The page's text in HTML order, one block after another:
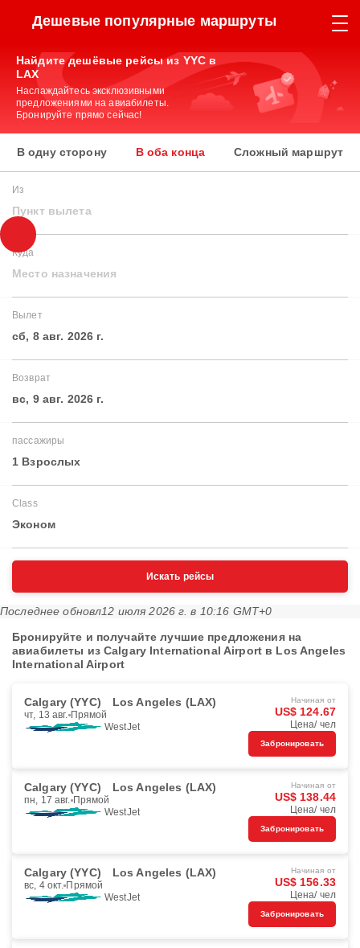
Дешевые популярные маршруты
Найдите дешёвые рейсы из YYC в
LAX
Наслаждайтесь эксклюзивными
предложениями на авиабилеты.
Бронируйте прямо сейчас!
В одну сторону В оба конца Сложный маршрут
Из
Пункт вылета
Куда
Место назначения
Вылет
сб, 8 авг. 2026 г.
Возврат
вс, 9 авг. 2026 г.
пассажиры
1 Взрослых
Class
Эконом
Искать рейсы
Последнее обновл12 июля 2026 г. в 10:16 GMT+0
Бронируйте и получайте лучшие предложения на
авиабилеты из Calgary International Airport в Los Angeles
International Airport
Calgary (YYC) Los Angeles (LAX)
чт, 13 авг. Прямой
WestJet
Начиная от
US$ 124.67
Цена/ чел
Забронировать
Calgary (YYC) Los Angeles (LAX)
пн, 17 авг. Прямой
WestJet
Начиная от
US$ 138.44
Цена/ чел
Забронировать
Calgary (YYC) Los Angeles (LAX)
вс, 4 окт. Прямой
WestJet
Начиная от
US$ 156.33
Цена/ чел
Забронировать